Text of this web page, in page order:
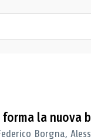
forma la nuova
Borgna,